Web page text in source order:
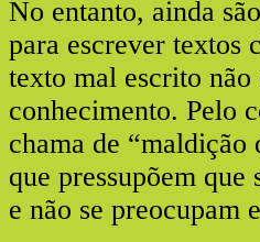
No entanto, ainda
para escrever textos
texto mal escrito não
conhecimento. Pelo
chama de “maldição
que pressupõem que
e não se preocupam